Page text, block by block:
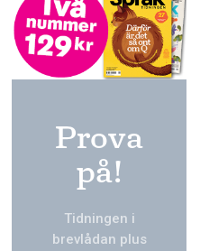
Prova
på!
Tidningen i
brevlådan plus